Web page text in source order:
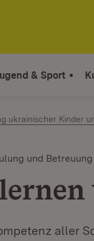
& Sport
ukrainischer Kinder
und
aller